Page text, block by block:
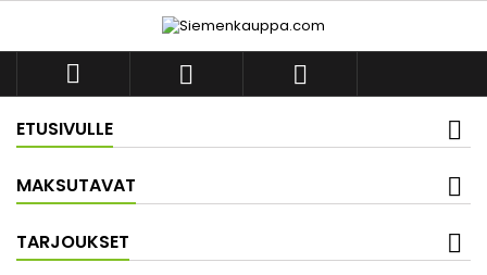
  
ETUSIVULLE
MAKSUTAVAT
TARJOUKSET